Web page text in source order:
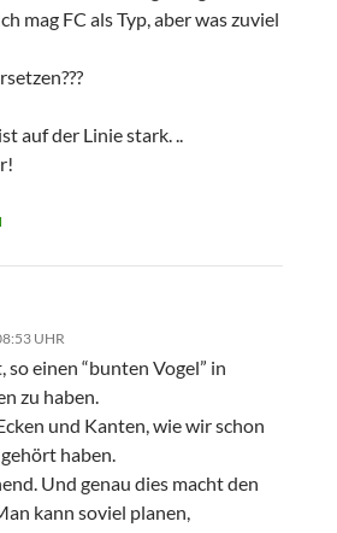
mag FC als Typ, aber was zuviel
auf der Linie stark. ..
UHR
so einen “bunten Vogel” in
zu haben.
und Kanten, wie wir schon
haben.
Und genau dies macht den
kann soviel planen,